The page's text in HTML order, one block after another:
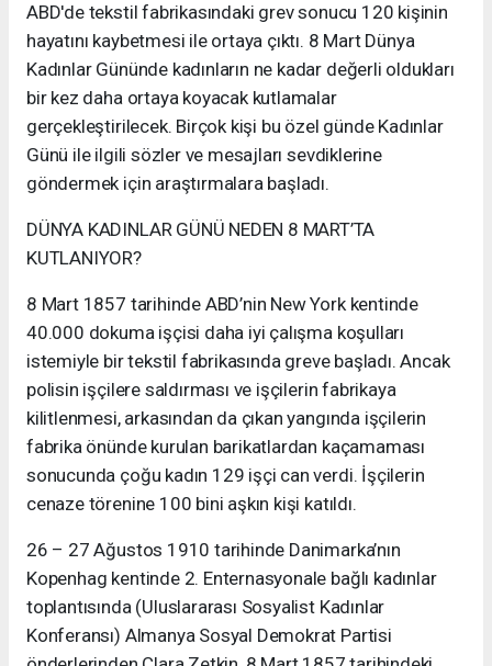
ABD'de tekstil fabrikasındaki grev sonucu 120 kişinin
hayatını kaybetmesi ile ortaya çıktı. 8 Mart Dünya
Kadınlar Gününde kadınların ne kadar değerli oldukları
bir kez daha ortaya koyacak kutlamalar
gerçekleştirilecek. Birçok kişi bu özel günde Kadınlar
Günü ile ilgili sözler ve mesajları sevdiklerine
göndermek için araştırmalara başladı.
DÜNYA KADINLAR GÜNÜ NEDEN 8 MART’TA
KUTLANIYOR?
8 Mart 1857 tarihinde ABD’nin New York kentinde
40.000 dokuma işçisi daha iyi çalışma koşulları
istemiyle bir tekstil fabrikasında greve başladı. Ancak
polisin işçilere saldırması ve işçilerin fabrikaya
kilitlenmesi, arkasından da çıkan yangında işçilerin
fabrika önünde kurulan barikatlardan kaçamaması
sonucunda çoğu kadın 129 işçi can verdi. İşçilerin
cenaze törenine 100 bini aşkın kişi katıldı.
26 – 27 Ağustos 1910 tarihinde Danimarka’nın
Kopenhag kentinde 2. Enternasyonale bağlı kadınlar
toplantısında (Uluslararası Sosyalist Kadınlar
Konferansı) Almanya Sosyal Demokrat Partisi